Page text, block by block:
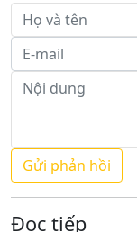
Đọc tiếp